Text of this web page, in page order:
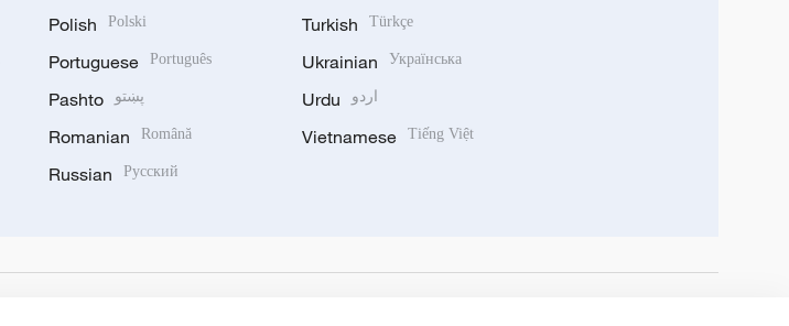
Polish Polski
Portuguese Português
Pashto پښتو
Romanian Română
Russian Русский
Turkish Türkçe
Ukrainian Українська
Urdu اردو
Vietnamese Tiếng Việt